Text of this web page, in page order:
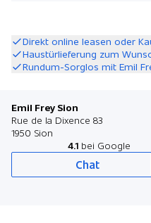
Direkt online leasen oder
Haustürlieferung zum
Rundum-Sorglos mit Emil
Emil Frey Sion
Rue de la Dixence 83
1950 Sion
4.1 bei Google
Chat